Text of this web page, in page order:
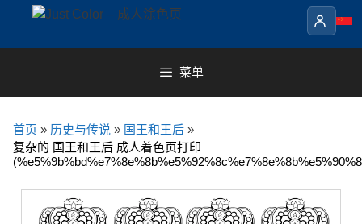
content
菜单
首页 » 历史与传说 » 国王和王后 »
复杂的 国王和王后 成人着色页打印